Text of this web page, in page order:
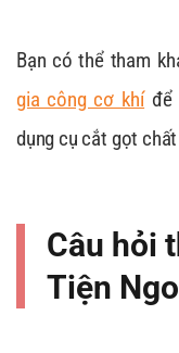
Bạn có thể tham
gia công cơ khíđể
dụng cụ cắt gọt
Câu hỏi
Tiện